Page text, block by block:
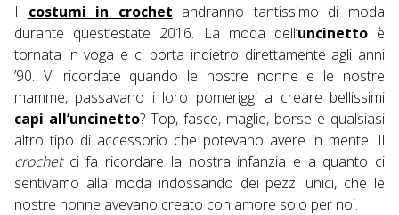
I costumi in crochet andranno tantissimo di moda
durante quest’estate 2016. La moda dell’uncinettoè
tornata in voga e ci porta indietro direttamente agli anni
’90. Vi ricordate quando le nostre nonne e le nostre
mamme, passavano i loro pomeriggi a creare bellissimi
capi all’uncinetto? Top, fasce, maglie, borse e qualsiasi
altro tipo di accessorio che potevano avere in mente. Il
crochetci fa ricordare la nostra infanzia e a quanto ci
sentivamo alla moda indossando dei pezzi unici, che le
nostre nonne avevano creato con amore solo per noi.